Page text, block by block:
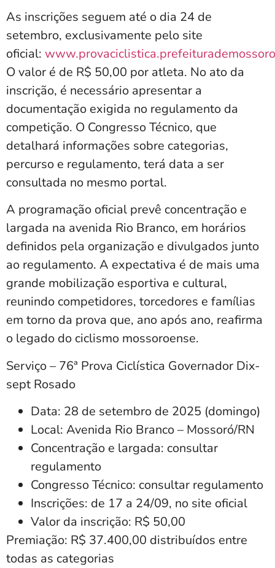
As inscrições seguem até o dia 24 de
setembro, exclusivamente pelo site
oficial:
O valor é de R$ 50,00 por atleta. No ato da
inscrição, é necessário apresentar a
documentação exigida no regulamento da
competição. O Congresso Técnico, que
detalhará informações sobre categorias,
percurso e regulamento, terá data a ser
consultada no mesmo portal.
A programação oficial prevê concentração e
largada na avenida Rio Branco, em horários
definidos pela organização e divulgados junto
ao regulamento. A expectativa é de mais uma
grande mobilização esportiva e cultural,
reunindo competidores, torcedores e famílias
em torno da prova que, ano após ano, reafirma
o legado do ciclismo mossoroense.
Serviço – 76ª Prova Ciclística Governador Dix-
sept Rosado
Data: 28 de setembro de 2025 (domingo)
Local: Avenida Rio Branco – Mossoró/RN
Concentração e largada: consultar
regulamento
Congresso Técnico: consultar regulamento
Inscrições: de 17 a 24/09, no site oficial
Valor da inscrição: R$ 50,00
Premiação: R$ 37.400,00 distribuídos entre
todas as categorias